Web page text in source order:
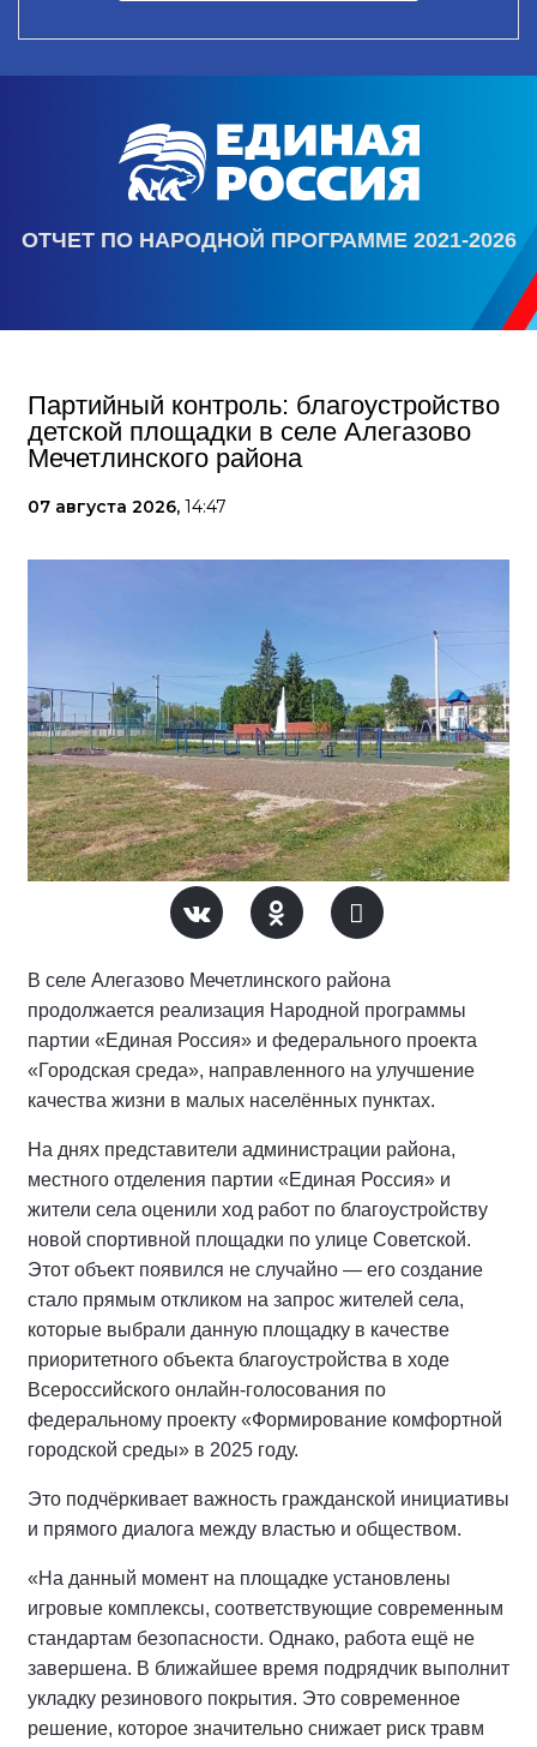
ОТЧЕТ ПО НАРОДНОЙ ПРОГРАММЕ 2021-2026
Партийный контроль: благоустройство
детской площадки в селе Алегазово
Мечетлинского района
07 августа 2026, 14:47
В селе Алегазово Мечетлинского района
продолжается реализация Народной программы
партии «Единая Россия» и федерального проекта
«Городская среда», направленного на улучшение
качества жизни в малых населённых пунктах.
На днях представители администрации района,
местного отделения партии «Единая Россия» и
жители села оценили ход работ по благоустройству
новой спортивной площадки по улице Советской.
Этот объект появился не случайно — его создание
стало прямым откликом на запрос жителей села,
которые выбрали данную площадку в качестве
приоритетного объекта благоустройства в ходе
Всероссийского онлайн-голосования по
федеральному проекту «Формирование комфортной
городской среды» в 2025 году.
Это подчёркивает важность гражданской инициативы
и прямого диалога между властью и обществом.
«На данный момент на площадке установлены
игровые комплексы, соответствующие современным
стандартам безопасности. Однако, работа ещё не
завершена. В ближайшее время подрядчик выполнит
укладку резинового покрытия. Это современное
решение, которое значительно снижает риск травм